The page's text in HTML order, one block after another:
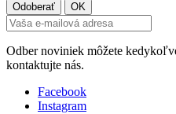
Odber noviniek môžete
kontaktujte nás.
Facebook
Instagram